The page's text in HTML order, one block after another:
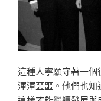
這種人寧願守著一
渾渾噩噩。他們也知